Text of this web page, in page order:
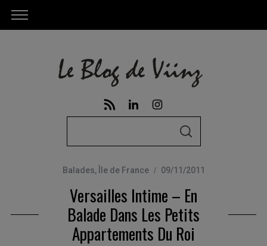
r
c
h
f
S
C
H
Balades, Île de France 09/11/2011
Versailles Intime – En
Balade Dans Les Petits
Appartements Du Roi